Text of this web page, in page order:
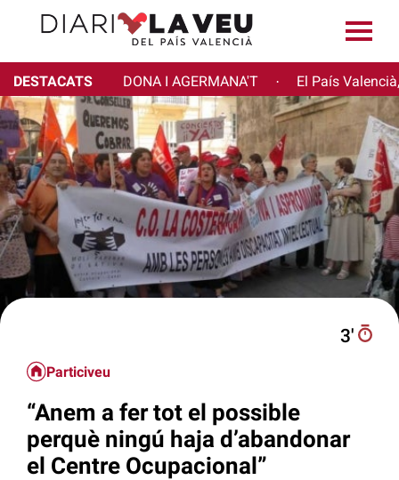
DESTACATS DONA I AGERMANA'T · El País
3′
Particiveu
“Anem a fer tot el possible
perquè ningú haja d’abandonar
el Centre Ocupacional”